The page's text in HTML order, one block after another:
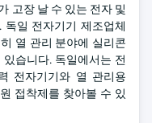
고장 날 수 있는 전자 및
일 전자기기 제조업체
열 관리 분야에 실리콘
습니다. 독일에서는 전
전자기기와 열 관리용
접착제를 찾아볼 수 있